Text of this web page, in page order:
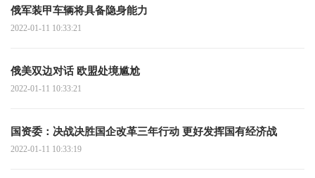
俄军装甲车辆将具备隐身能力
2022-01-11 10:33:21
俄美双边对话 欧盟处境尴尬
2022-01-11 10:33:21
国资委：决战决胜国企改革三年行动 更好发挥国有经济战
2022-01-11 10:33:19